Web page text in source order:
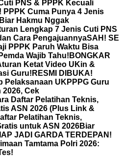
PNS & PPPK Kecuali
PPPK Cuma Punya 4 Jenis
Hakmu Nggak
Lengkap 7 Jenis Cuti PNS
Cara PengajuannyaSAH! SE
PPPK Paruh Waktu Bisa
Wajib Tahu! BONGKAR
Ketat Video UKin &
Guru! RESMI DIBUKA!
Pelaksanaan UKPPPG Guru
2026, Cek
Daftar Pelatihan Teknis,
ASN 2026 (Plus Link &
Pelatihan Teknis,
untuk ASN 2026Biar
JADI GARDA TERDEPAN!
Tamtama Polri 2026: